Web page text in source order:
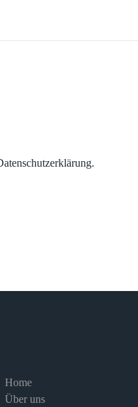
Home
Über uns